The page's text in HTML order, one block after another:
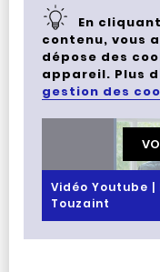
En
contenu, vous
dépose des
appareil. Plus
gestion des
Vidéo Youtube
Touzaint